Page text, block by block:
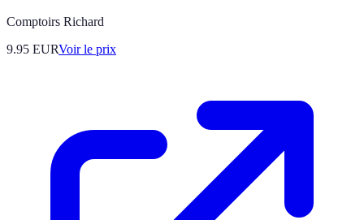
Comptoirs Richard
9.95 EURVoir le prix